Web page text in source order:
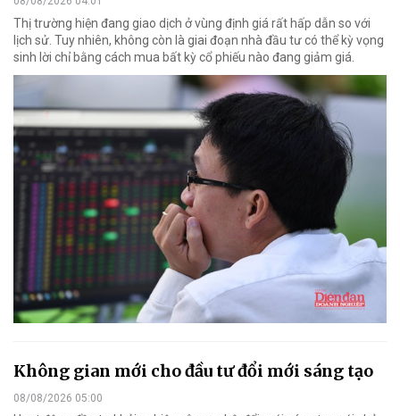
Thị trường hiện đang giao dịch ở vùng định giá rất hấp dẫn so với
lịch sử. Tuy nhiên, không còn là giai đoạn nhà đầu tư có thể kỳ vọng
sinh lời chỉ bằng cách mua bất kỳ cổ phiếu nào đang giảm giá.
Không gian mới cho đầu tư đổi mới sáng tạo
08/08/2026 05:00